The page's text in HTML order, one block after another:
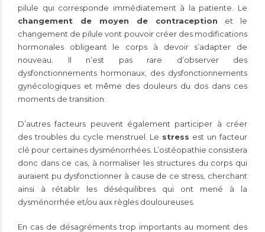
pilule qui corresponde immédiatement à la patiente. Le
changement de moyen de contraception et le
changement de pilule vont pouvoir créer des modifications
hormonales obligeant le corps à devoir s’adapter de
nouveau. Il n’est pas rare d’observer des
dysfonctionnements hormonaux, des dysfonctionnements
gynécologiques et même des douleurs du dos dans ces
moments de transition.
D’autres facteurs peuvent également participer à créer
des troubles du cycle menstruel. Le stress est un facteur
clé pour certaines dysménorrhées. L’ostéopathie consistera
donc dans ce cas, à normaliser les structures du corps qui
auraient pu dysfonctionner à cause de ce stress, cherchant
ainsi à rétablir les déséquilibres qui ont mené à la
dysménorrhée et/ou aux règles douloureuses.
En cas de désagréments trop importants au moment des